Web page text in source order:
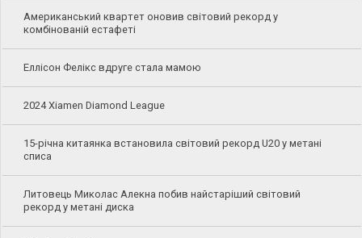
Американський квартет оновив світовий рекорд у
комбінованій естафеті
Еллісон Фелікс вдруге стала мамою
2024 Xiamen Diamond League
15-річна китаянка встановила світовий рекорд U20 у метані
списа
Литовець Миколас Алекна побив найстаріший світовий
рекорд у метані диска